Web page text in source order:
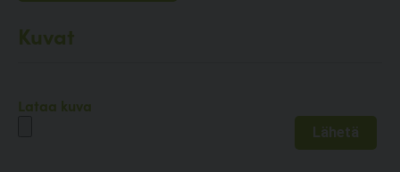
Kuvat
Lataa kuva